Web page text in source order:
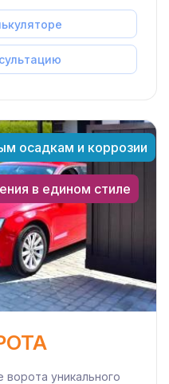
осадкам и коррозии
в едином стиле
уникального